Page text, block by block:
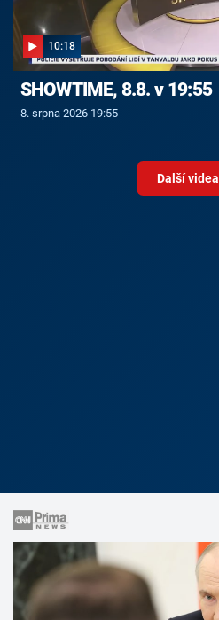
10:18
SHOWTIME, 8.8. v 19:55
8. srpna 2026 19:55
Další videa